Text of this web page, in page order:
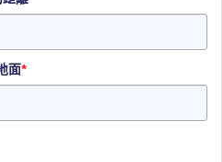
面*